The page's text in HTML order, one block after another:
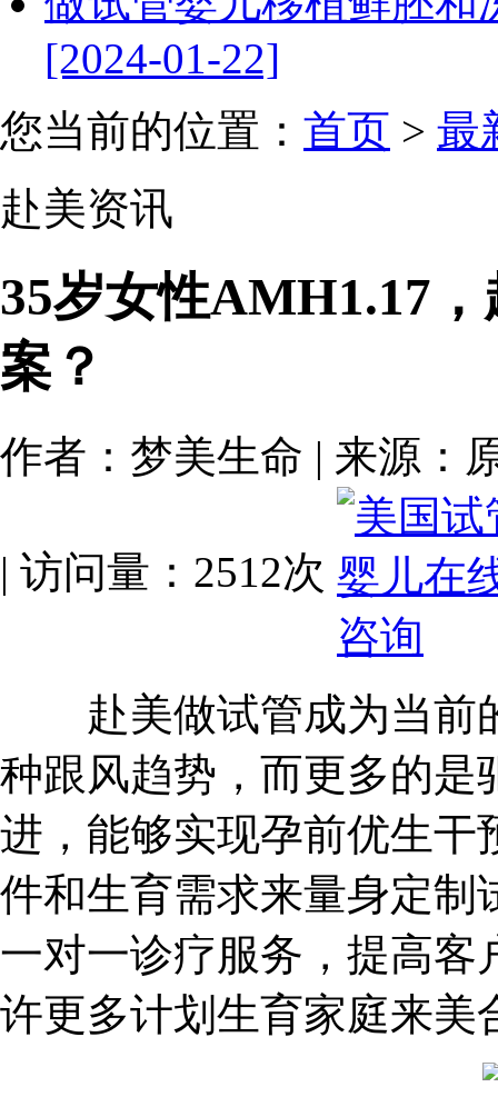
[2024-01-22]
您当前的位置： 首页 > 最
赴美资讯
35岁女性AMH1.17
案？
作者：梦美生命 | 来源：
| 访问量：2512次
赴美做试管成为当前
种跟风趋势，而更多的是
进，能够实现孕前优生干
件和生育需求来量身定制
一对一诊疗服务，提高客
许更多计划生育家庭来美